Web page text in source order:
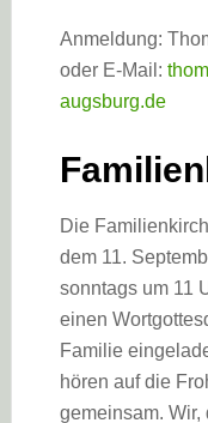
Anmeldung:
oder E-Mail:
augsburg.de
Die
dem 11.
sonntags um 11
einen
Familie
hören auf die
gemeinsam. Wir,